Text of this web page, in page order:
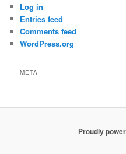
Log in
Entries feed
Comments feed
WordPress.org
META
Proudly